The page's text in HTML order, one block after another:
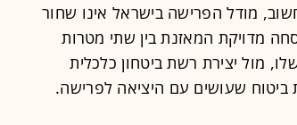
מודל הפרישה בישראל אינו שחור
מדויקת המאזנת בין שתי מטרות
מול יצירת רשת ביטחון כלכלית
ביטוח שעושים עם היציאה לפרישה.